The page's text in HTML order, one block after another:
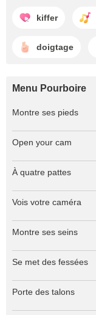
kiffer
doigtage
Menu Pourboire
Montre ses pieds
Open your cam
À quatre pattes
Vois votre caméra
Montre ses seins
Se met des fessées
Porte des talons